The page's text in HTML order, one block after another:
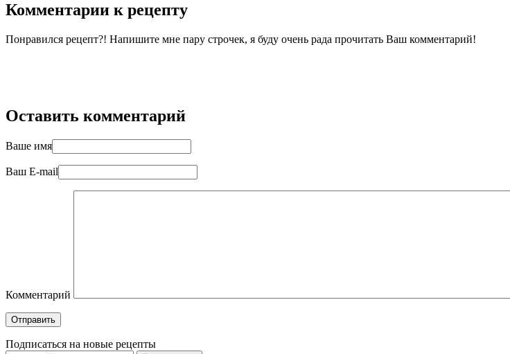
Комментарии к рецепту
Понравился рецепт?! Напишите мне пару строчек, я буду очень рада прочитать Ваш комментарий!
Оставить комментарий
Ваше имя
Ваш E-mail
Комментарий
Подписаться на новые рецепты